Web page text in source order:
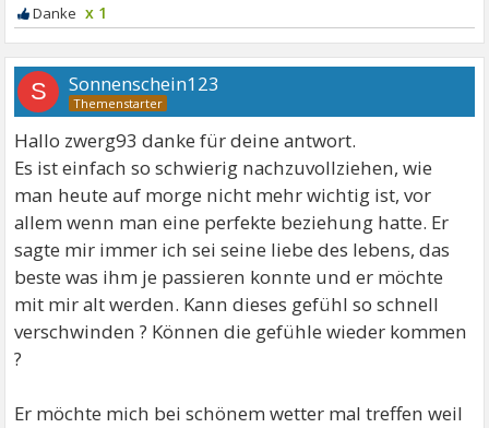
x 1
S Sonnenschein123
Hallo zwerg93 danke für deine antwort.
Es ist einfach so schwierig nachzuvollziehen, wie
man heute auf morge nicht mehr wichtig ist, vor
allem wenn man eine perfekte beziehung hatte. Er
sagte mir immer ich sei seine liebe des lebens, das
beste was ihm je passieren konnte und er möchte
mit mir alt werden. Kann dieses gefühl so schnell
verschwinden ? Können die gefühle wieder kommen
?
Er möchte mich bei schönem wetter mal treffen weil